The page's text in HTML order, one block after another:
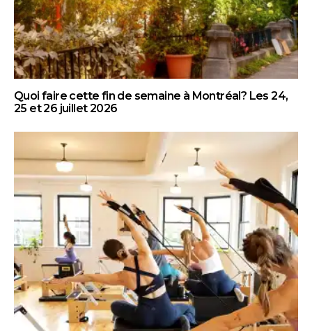
Quoi faire cette fin de semaine à Montréal? Les 24,
25 et 26 juillet 2026